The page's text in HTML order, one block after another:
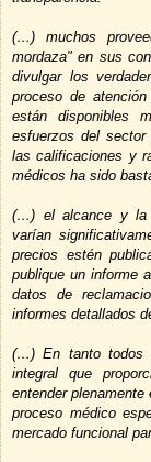
(…) muchos
mordaza" en sus
divulgar los
proceso de
están disponibles
esfuerzos del sector
las calificaciones y
médicos ha sido
(…) el alcance y la
varían
precios estén
publique un informe
datos de
informes detallados
(…) En tanto todos
integral que
entender
proceso médico
mercado funcional